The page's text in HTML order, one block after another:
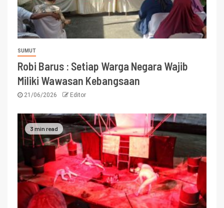
SUMUT
Robi Barus : Setiap Warga Negara Wajib
Miliki Wawasan Kebangsaan
21/06/2026 Editor
3 min read